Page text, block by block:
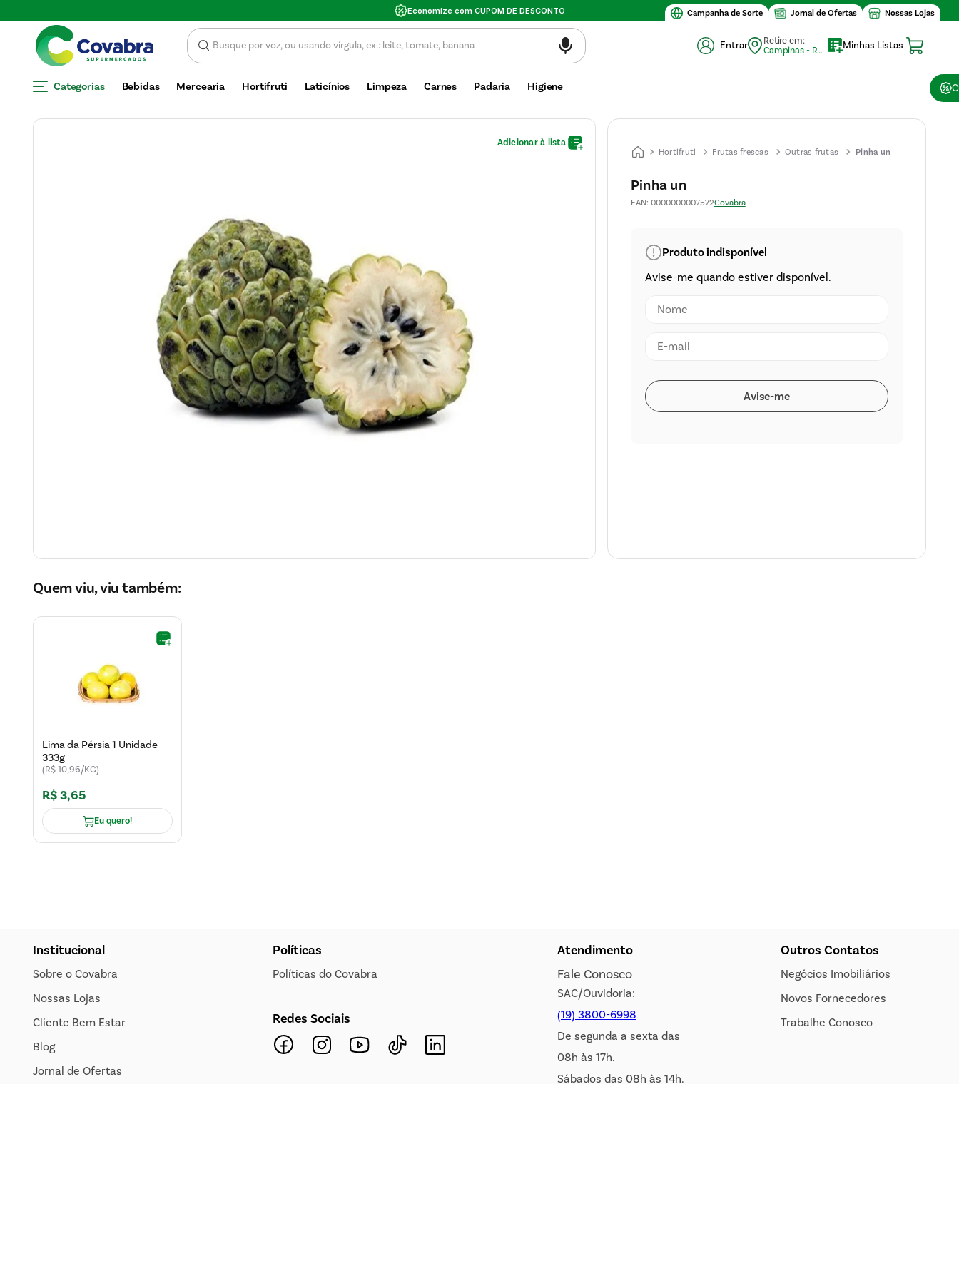
Campanha de Sorte Jornal de Ofertas Nossas Lojas
Valor mínimo de compra $30
Entrar
Retire em:
Campinas - Retirada (10)
Minhas Listas
Categorias Bebidas Mercearia Hortifruti Laticínios Limpeza Carnes Padaria Higiene
Hortifruti Frutas frescas Outras frutas Pinha un
Pinha un
EAN: 0000000007572Covabra
Quem viu, viu também:
Lima da Pérsia 1 Unidade
333g
(R$ 10,96/KG)
R$3,65
Eu quero!
Institucional
Sobre o Covabra
Nossas Lojas
Cliente Bem Estar
Blog
Jornal de Ofertas
Políticas
Políticas do Covabra
Redes Sociais
Atendimento
Fale Conosco
SAC/Ouvidoria:
(19) 3800-6998
De segunda a sexta das
08h às 17h.
Sábados das 08h às 14h.
Outros Contatos
Negócios Imobiliários
Novos Fornecedores
Trabalhe Conosco